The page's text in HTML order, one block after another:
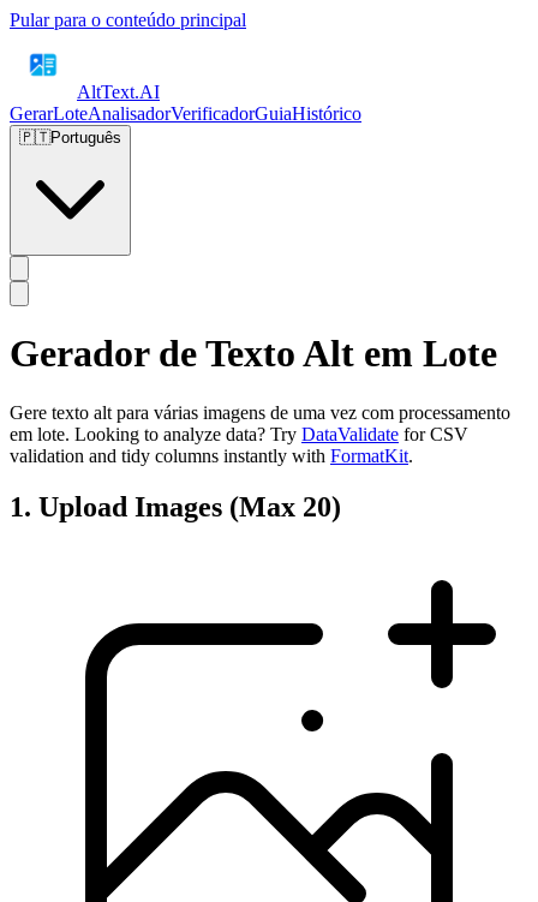
Pular para o conteúdo principal
AltText.AI
GerarLoteAnalisadorVerificadorGuiaHistórico
🇵🇹Português
Gerador de Texto Alt em Lote
Gere texto alt para várias imagens de uma vez com processamento
em lote. Looking to analyze data? Try DataValidate for CSV
validation and tidy columns instantly with FormatKit.
1. Upload Images (Max 20)